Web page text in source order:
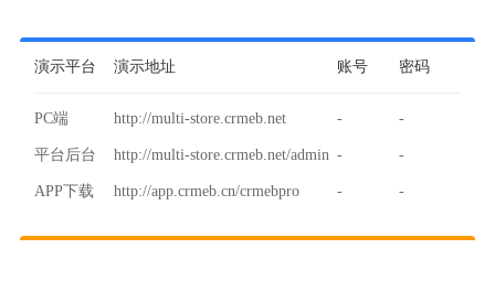
演示平台 演示地址 账号 密码
PC端 http://multi-store.crmeb.net - -
平台后台 http://multi-store.crmeb.net/admin - -
APP下载 http://app.crmeb.cn/crmebpro - -